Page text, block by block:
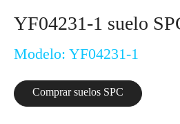
YF04231-1 suelo
Modelo: YF04231-1
Comprar suelos SPC